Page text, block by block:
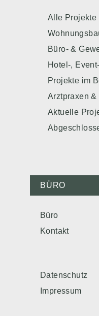
Alle Projekte
Büro- &
Hotel-,
Projekte im
Arztpraxen &
Aktuelle
BÜRO
Büro
Kontakt
Datenschutz
Impressum